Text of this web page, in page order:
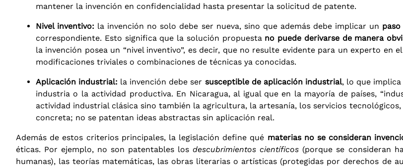
mantener la invención en confidencialidad hasta presentar la solicitud de patente.
Nivel inventivo: la invención no solo debe ser nueva, sino que además debe implicar un
correspondiente. Esto significa que la solución propuesta no puede derivarse de manera
la invención posea un “nivel inventivo”, es decir, que no resulte evidente para un experto
modificaciones triviales o combinaciones de técnicas ya conocidas.
Aplicación industrial: la invención debe ser susceptible de aplicación industrial, lo que
industria o la actividad productiva. En Nicaragua, al igual que en la mayoría de países,
actividad industrial clásica sino también la agricultura, la artesanía, los servicios
concreta; no se patentan ideas abstractas sin aplicación real.
Además de estos criterios principales, la legislación define qué materias no se consideran
éticas. Por ejemplo, no son patentables losdescubrimientos científicos (porque se consideran
humanas), las teorías matemáticas, las obras literarias o artísticas (protegidas por derechos de